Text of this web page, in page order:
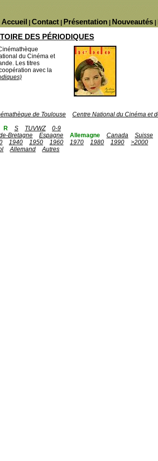
Nouveautés
Présentation
Contact
Accueil
DES PÉRIODIQUES
du Cinéma et
Les titres
avec la
de Toulouse
Centre National du Cinéma et
R S TUVWZ
0-9
Bretagne Espagne Allemagne Canada Suisse
1940 1950 1960 1970 1980 1990
>2000
Allemand
Autres